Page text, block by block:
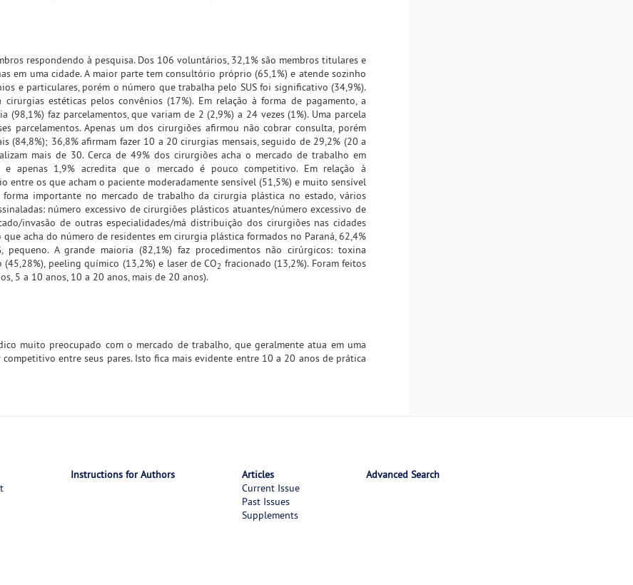
respondendo à pesquisa. Dos 106 voluntários, 32,1% são membros titulares e
em uma cidade. A maior parte tem consultório próprio (65,1%) e atende sozinho
e particulares, porém o número que trabalha pelo SUS foi significativo (34,9%).
estéticas pelos convênios (17%). Em relação à forma de pagamento, a
faz parcelamentos, que variam de 2 (2,9%) a 24 vezes (1%). Uma parcela
parcelamentos. Apenas um dos cirurgiões afirmou não cobrar consulta, porém
(84,8%); 36,8% afirmam fazer 10 a 20 cirurgias mensais, seguido de 29,2% (20 a
mais de 30. Cerca de 49% dos cirurgiões acha o mercado de trabalho em
apenas 1,9% acredita que o mercado é pouco competitivo. Em relação à
os que acham o paciente moderadamente sensível (51,5%) e muito sensível
importante no mercado de trabalho da cirurgia plástica no estado, vários
número excessivo de cirurgiões plásticos atuantes/número excessivo de
invasão de outras especialidades/má distribuição dos cirurgiões nas cidades
acha do número de residentes em cirurgia plástica formados no Paraná, 62,4%
pequeno. A grande maioria (82,1%) faz procedimentos não cirúrgicos: toxina
peeling químico (13,2%) e laser de CO2 fracionado (13,2%). Foram feitos
5 a 10 anos, 10 a 20 anos, mais de 20 anos).
muito preocupado com o mercado de trabalho, que geralmente atua em uma
entre seus pares. Isto fica mais evidente entre 10 a 20 anos de prática
Instructions for Authors
Articles
Current Issue
Past Issues
Supplements
Advanced Search